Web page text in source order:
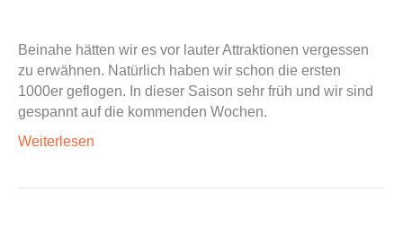
Beinahe hätten wir es vor lauter Attraktionen vergessen
zu erwähnen. Natürlich haben wir schon die ersten
1000er geflogen. In dieser Saison sehr früh und wir sind
gespannt auf die kommenden Wochen.
Weiterlesen